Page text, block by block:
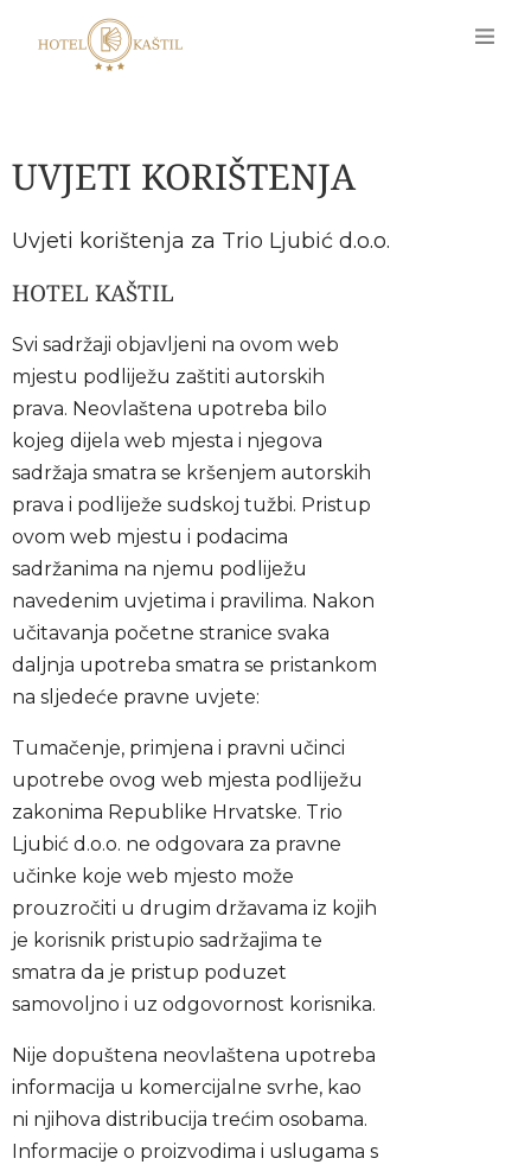
UVJETI KORIŠTENJA
Uvjeti korištenja za Trio Ljubić d.o.o.​
HOTEL KAŠTIL
Svi sadržaji objavljeni na ovom web
mjestu podliježu zaštiti autorskih
prava. Neovlaštena upotreba bilo
kojeg dijela web mjesta i njegova
sadržaja smatra se kršenjem autorskih
prava i podliježe sudskoj tužbi. Pristup
ovom web mjestu i podacima
sadržanima na njemu podliježu
navedenim uvjetima i pravilima. Nakon
učitavanja početne stranice svaka
daljnja upotreba smatra se pristankom
na sljedeće pravne uvjete:
Tumačenje, primjena i pravni učinci
upotrebe ovog web mjesta podliježu
zakonima Republike Hrvatske. Trio
Ljubić d.o.o. ne odgovara za pravne
učinke koje web mjesto može
prouzročiti u drugim državama iz kojih
je korisnik pristupio sadržajima te
smatra da je pristup poduzet
samovoljno i uz odgovornost korisnika.
Nije dopuštena neovlaštena upotreba
informacija u komercijalne svrhe, kao
ni njihova distribucija trećim osobama.
Informacije o proizvodima i uslugama s